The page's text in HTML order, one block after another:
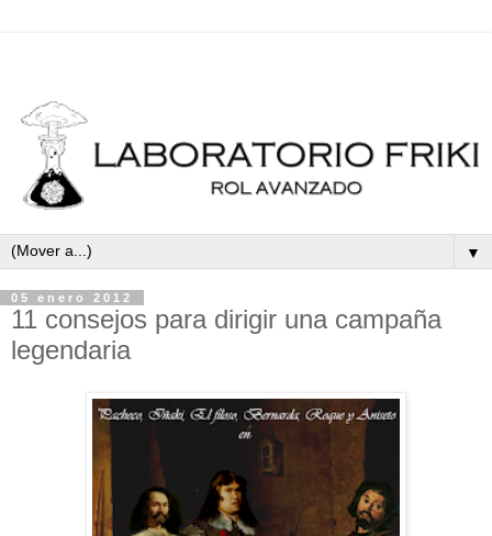
▼
05 enero 2012
11 consejos para dirigir una campaña
legendaria